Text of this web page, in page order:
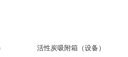
活性炭吸附箱（设备）